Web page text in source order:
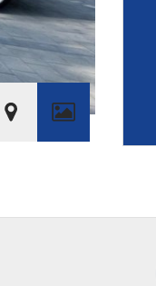
©OpenStreetMap contributors